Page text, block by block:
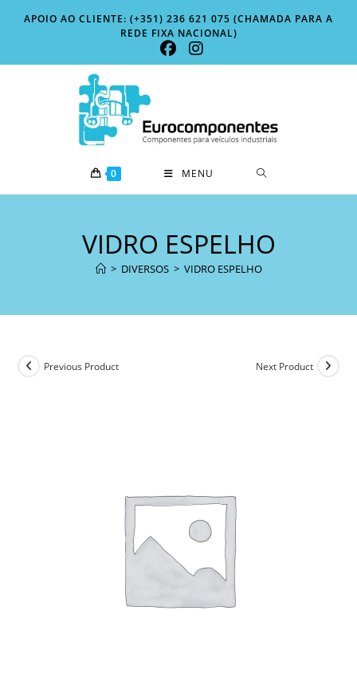
APOIO AO CLIENTE: (+351) 236 621 075 (CHAMADA PARA A
REDE FIXA NACIONAL)
0 MENU
VIDRO ESPELHO
> DIVERSOS > VIDRO ESPELHO
Previous Product Next Product